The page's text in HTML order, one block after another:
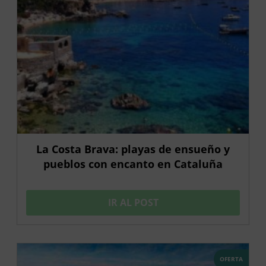
La Costa Brava: playas de ensueño y
pueblos con encanto en Cataluña
IR AL POST
OFERTA